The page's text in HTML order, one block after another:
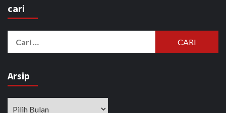
cari
Arsip